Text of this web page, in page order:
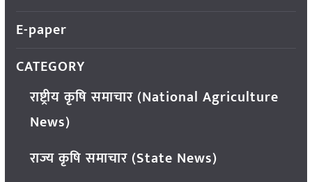
E-paper
CATEGORY
राष्ट्रीय कृषि समाचार (National Agriculture
News)
राज्य कृषि समाचार (State News)